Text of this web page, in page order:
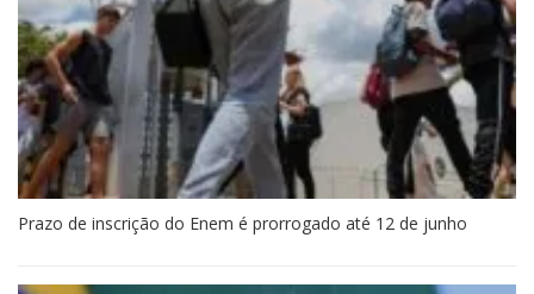
Prazo de inscrição do Enem é prorrogado até 12 de junho